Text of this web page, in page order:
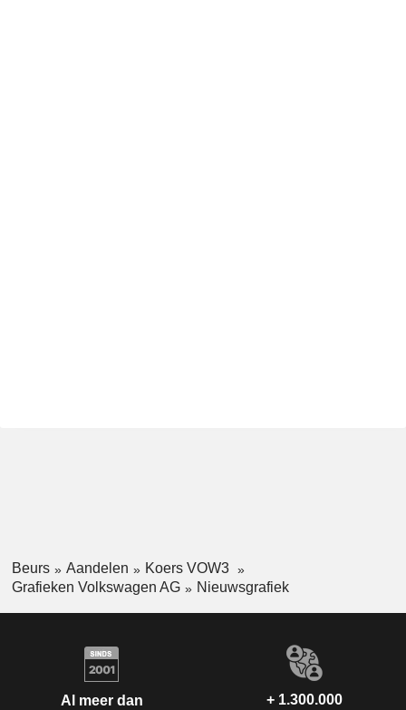
Beurs Aandelen
Koers VOW3
Grafieken Volkswagen AG
Nieuwsgrafiek
Al meer dan
+ 1.300.000